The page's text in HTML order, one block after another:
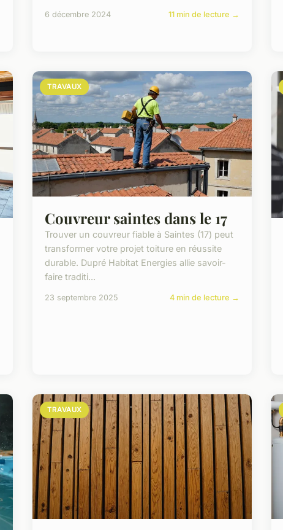
6 décembre 2024 11 min de lecture →
TRAVAUX
Couvreur saintes dans le 17
Trouver un couvreur fiable à Saintes (17) peut
transformer votre projet toiture en réussite
durable. Dupré Habitat Energies allie savoir-
faire traditi...
23 septembre 2025 4 min de lecture →
TRAVAUX